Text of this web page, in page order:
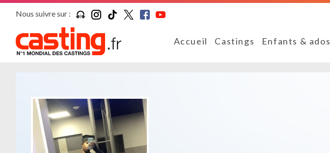
Nous suivre sur :
Accueil Castings Enfants & ados